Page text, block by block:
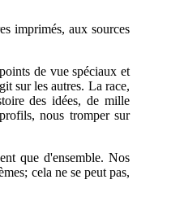
imprimés, aux sources
de vue spéciaux et
sur les autres. La race,
des idées, de mille
nous tromper sur
que d'ensemble. Nos
cela ne se peut pas,